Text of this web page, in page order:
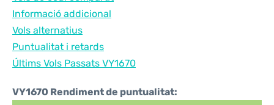
Informació addicional
Vols alternatius
Puntualitat i retards
Últims Vols Passats VY1670
VY1670 Rendiment de puntualitat: